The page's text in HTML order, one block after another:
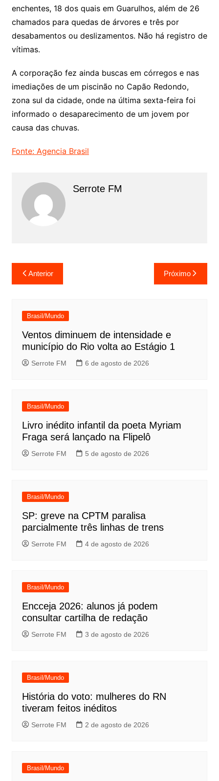
enchentes, 18 dos quais em Guarulhos, além de 26
chamados para quedas de árvores e três por
desabamentos ou deslizamentos. Não há registro de
vítimas.
A corporação fez ainda buscas em córregos e nas
imediações de um piscinão no Capão Redondo,
zona sul da cidade, onde na última sexta-feira foi
informado o desaparecimento de um jovem por
causa das chuvas.
Fonte: Agencia Brasil
Serrote FM
Navegação
de
Anterior Próximo
Brasil/Mundo
Ventos diminuem de intensidade e
município do Rio volta ao Estágio 1
Serrote FM 6 de agosto de 2026
Brasil/Mundo
Livro inédito infantil da poeta Myriam
Fraga será lançado na Flipelô
Serrote FM 5 de agosto de 2026
Brasil/Mundo
SP: greve na CPTM paralisa
parcialmente três linhas de trens
Serrote FM 4 de agosto de 2026
Brasil/Mundo
Encceja 2026: alunos já podem
consultar cartilha de redação
Serrote FM 3 de agosto de 2026
Brasil/Mundo
História do voto: mulheres do RN
tiveram feitos inéditos
Serrote FM 2 de agosto de 2026
Brasil/Mundo